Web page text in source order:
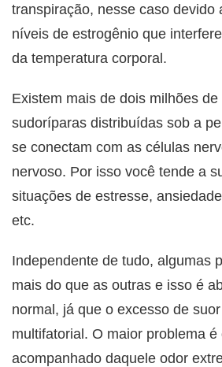
transpiração, nesse caso devido
níveis de estrogênio que
da temperatura corporal.
Existem mais de dois milhões
sudoríparas distribuídas sob a
se conectam com as células
nervoso. Por isso você tende a
situações de estresse,
etc.
Independente de tudo, algumas
mais do que as outras e isso é
normal, já que o excesso de
multifatorial. O maior problema é
acompanhado daquele odor